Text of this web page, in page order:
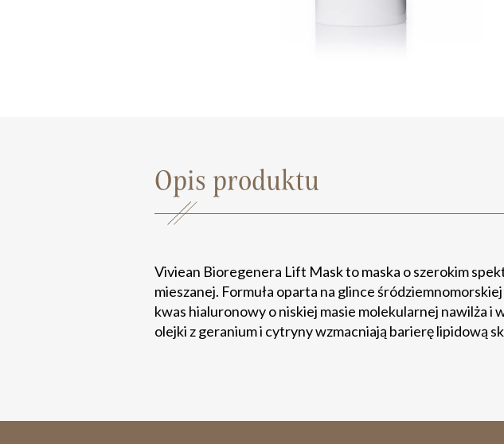
Opis produktu
Viviean Bioregenera Lift Mask to maska o szerokim
mieszanej. Formuła oparta na glince
kwas hialuronowy o niskiej masie molekularnej nawilża i
olejki z geranium i cytryny wzmacniają barierę lipidową